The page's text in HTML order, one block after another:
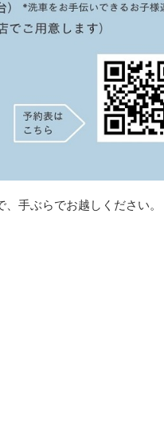
手ぶらでお越しください。